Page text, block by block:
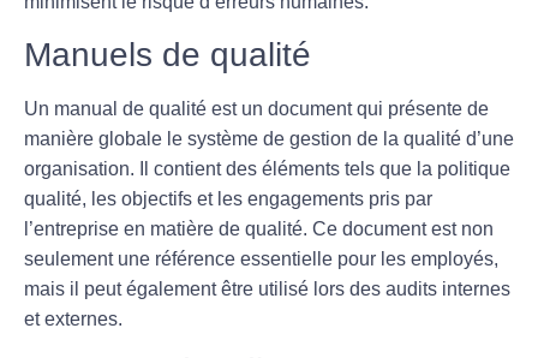
Manuels de qualité
Un manual de qualité est un document qui présente de
manière globale le système de gestion de la qualité d’une
organisation. Il contient des éléments tels que la politique
qualité, les objectifs et les engagements pris par
l’entreprise en matière de qualité. Ce document est non
seulement une référence essentielle pour les employés,
mais il peut également être utilisé lors des audits internes
et externes.